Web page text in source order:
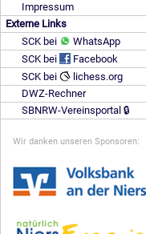
Impressum
Externe Links
SCK bei
WhatsApp
SCK bei
Facebook
SCK bei
lichess.org
DWZ-Rechner
SBNRW-Vereinsportal 🔒
Wir danken unseren Sponsoren: